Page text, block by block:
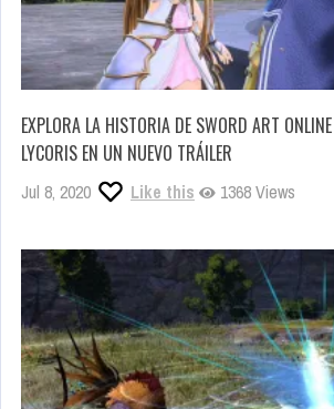
EXPLORA LA HISTORIA DE SWORD ART
LYCORIS EN UN NUEVO TRÁILER
Jul 8, 2020 Like this 1368 Views